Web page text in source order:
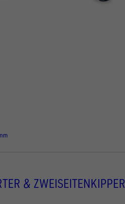
& ZWEISEITENKIPPER